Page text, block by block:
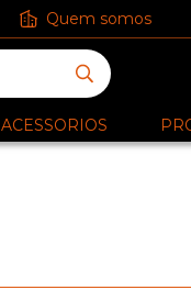
Quem somos
ACESSORIOS